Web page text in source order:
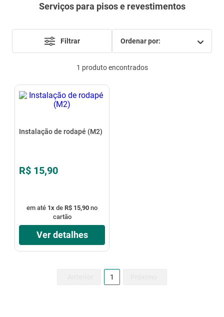
Serviços para pisos e revestimentos
Filtrar ordenar por
1 produto
Instalação de rodapé (M2)
R$ 15,90
em até 1x de R$ 15,90 no
cartão
Ver detalhes
1